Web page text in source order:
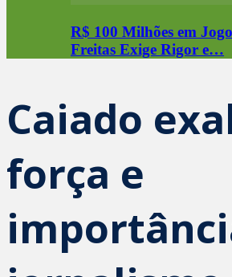
R$ 100 Milhões em
Freitas Exige Rigor e…
Caiado
força e